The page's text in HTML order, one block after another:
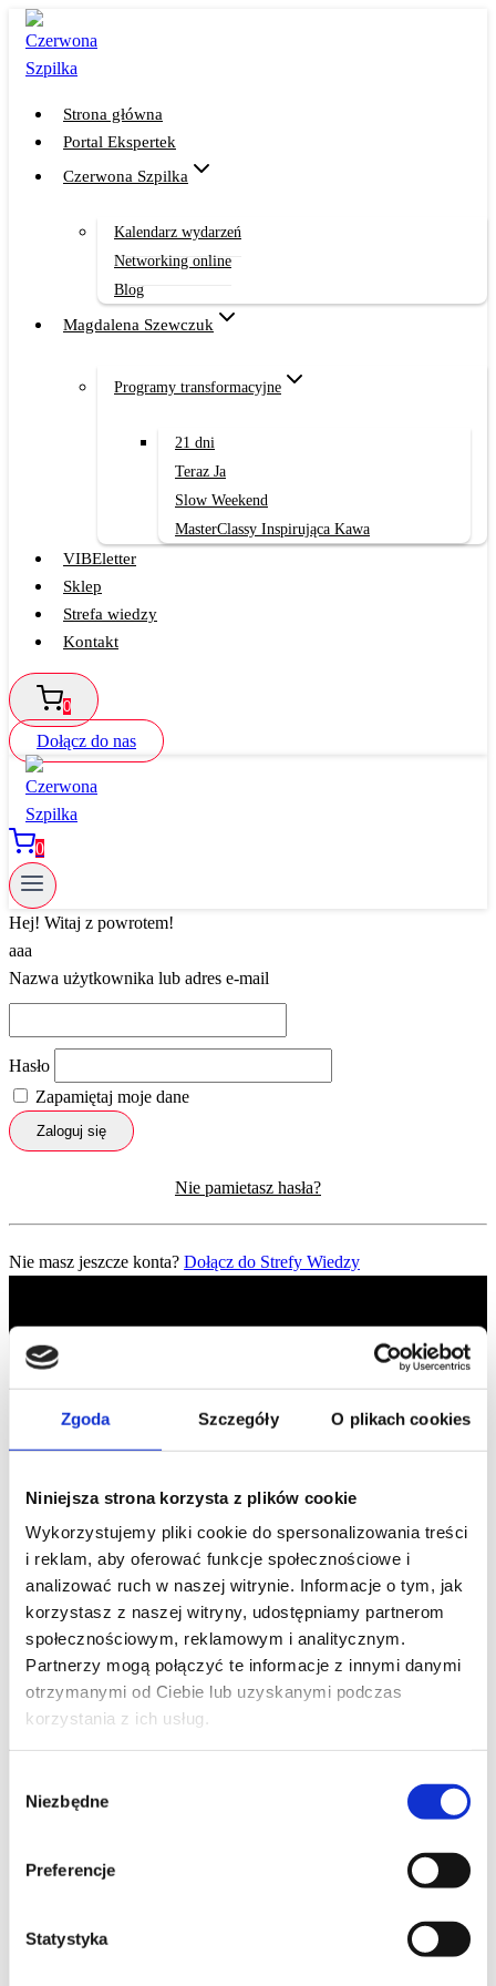
Zgoda Szczegóły O plikach cookies
Niniejsza strona korzysta z plików cookie
Wykorzystujemy pliki cookie do spersonalizowania treści
i reklam, aby oferować funkcje społecznościowe i
analizować ruch w naszej witrynie. Informacje o tym, jak
korzystasz z naszej witryny, udostępniamy partnerom
społecznościowym, reklamowym i analitycznym.
Partnerzy mogą połączyć te informacje z innymi danymi
otrzymanymi od Ciebie lub uzyskanymi podczas
korzystania z ich usług.
zgody
Niezbędne
Preferencje
Statystyka
Przejdź
treści
Strona główna
Portal Ekspertek
Czerwona Szpilka
Kalendarz wydarzeń
Networking online
Blog
Magdalena Szewczuk
Programy transformacyjne
21 dni
Teraz Ja
Slow Weekend
MasterClassy Inspirująca Kawa
VIBEletter
Sklep
Strefa wiedzy
Kontakt
0
Dołącz do nas
0
Hej! Witaj z powrotem!
aaa
Nazwa użytkownika lub adres e-mail
Hasło
Zapamiętaj moje dane
Zaloguj się
Nie pamietasz hasła?
Nie masz jeszcze konta? Dołącz do Strefy Wiedzy
Szpilka
Profil tiktok Czerwona Szpilka
Profil youtube Czerwona
Szpilka
Kontakt
kontakt@czerwonaszpilka.pl